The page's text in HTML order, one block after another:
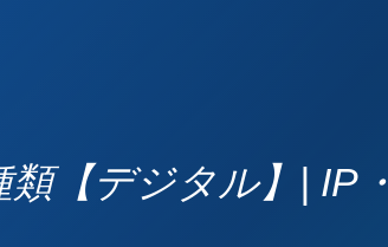
【デジタル】| IP